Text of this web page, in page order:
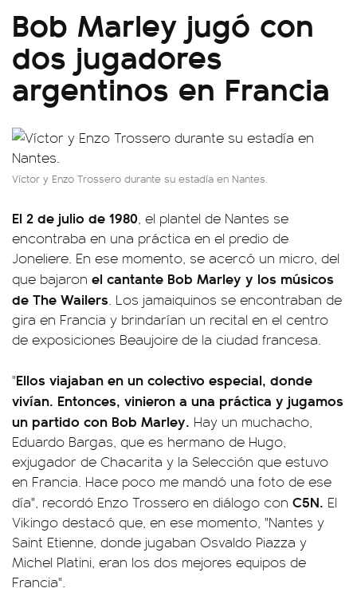
Bob Marley jugó con
dos jugadores
argentinos en Francia
Víctor y Enzo Trossero durante su estadía en Nantes.
El 2 de julio de 1980, el plantel de Nantes se
encontraba en una práctica en el predio de
Joneliere. En ese momento, se acercó un micro, del
que bajaron el cantante Bob Marley y los músicos
de The Wailers. Los jamaiquinos se encontraban de
gira en Francia y brindarían un recital en el centro
de exposiciones Beaujoire de la ciudad francesa.
"Ellos viajaban en un colectivo especial, donde
vivían. Entonces, vinieron a una práctica y jugamos
un partido con Bob Marley. Hay un muchacho,
Eduardo Bargas, que es hermano de Hugo,
exjugador de Chacarita y la Selección que estuvo
en Francia. Hace poco me mandó una foto de ese
día", recordó Enzo Trossero en diálogo con C5N. El
Vikingo destacó que, en ese momento, "Nantes y
Saint Etienne, donde jugaban Osvaldo Piazza y
Michel Platini, eran los dos mejores equipos de
Francia".